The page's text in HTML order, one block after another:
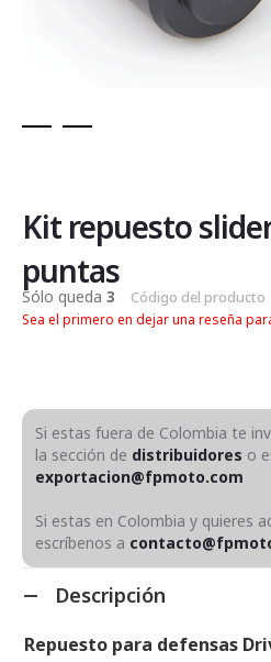
de
la
de
imágenes
Kit repuesto
puntas
Sólo queda 3 Código del producto
Sea el primero en dejar una reseña
Si estas fuera de Colombia te
la sección de distribuidores o
exportacion@fpmoto.com
Si estas en Colombia y quieres
escríbenos a
Descripción
Repuesto para defensas